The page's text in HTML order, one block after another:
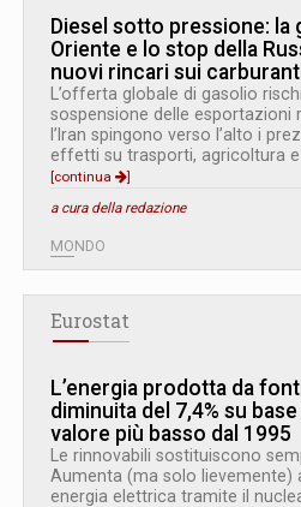
Diesel sotto pressione: la
Oriente e lo stop della
nuovi rincari sui
L’offerta globale di gasolio
sospensione delle esportazioni
l’Iran spingono verso l’alto i
effetti su trasporti, agricoltura e
[continua
]
a cura della redazione
MONDO
Eurostat
L’energia prodotta da
diminuita del 7,4% su
valore più basso dal 1995
Le rinnovabili sostituiscono
Aumenta (ma solo lievemente)
energia elettrica tramite il